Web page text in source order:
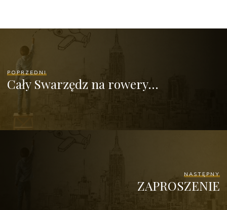
POPRZEDNI
Cały Swarzędz na rowery…
NASTĘPNY
ZAPROSZENIE